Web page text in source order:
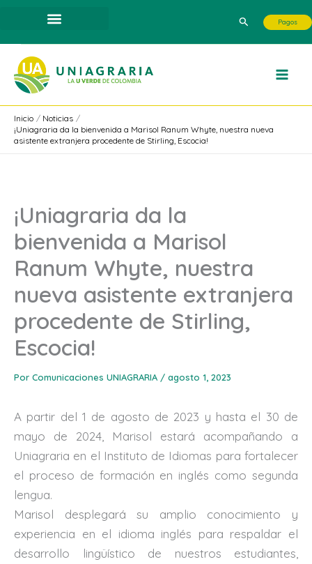
contenido
Buscar Pagos
Inicio
Noticias
¡Uniagraria da la bienvenida a Marisol Ranum Whyte, nuestra nueva
asistente extranjera procedente de Stirling, Escocia!
¡Uniagraria da la
bienvenida a Marisol
Ranum Whyte, nuestra
nueva asistente extranjera
procedente de Stirling,
Escocia!
Por Comunicaciones UNIAGRARIA / agosto 1, 2023
A partir del 1 de agosto de 2023 y hasta el 30 de
mayo de 2024, Marisol estará acompañando a
Uniagraria en el Instituto de Idiomas para fortalecer
el proceso de formación en inglés como segunda
lengua.
Marisol desplegará su amplio conocimiento y
experiencia en el idioma inglés para respaldar el
desarrollo lingüístico de nuestros estudiantes,